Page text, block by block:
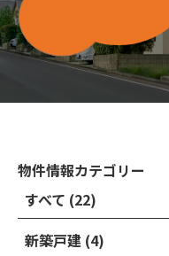
物件情報カテゴリー
すべて (22)
新築戸建 (4)